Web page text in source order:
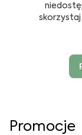
skorzystaj
Promocje